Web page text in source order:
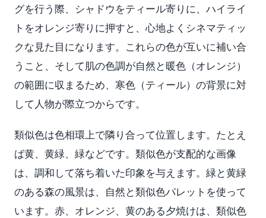
グを行う際、シャドウをティール寄りに、ハイライ
トをオレンジ寄りに押すと、心地よくシネマティッ
クな見た目になります。これらの色が互いに補い合
うこと、そして肌の色調が自然と暖色（オレンジ）
の範囲に収まるため、寒色（ティール）の背景に対
して人物が際立つからです。
類似色は色相環上で隣り合って位置します。たとえ
ば黄、黄緑、緑などです。類似色が支配的な画像
は、調和して落ち着いた印象を与えます。緑と黄緑
のある森の風景は、自然と類似色パレットを使って
います。赤、オレンジ、黄のある夕焼けは、類似色